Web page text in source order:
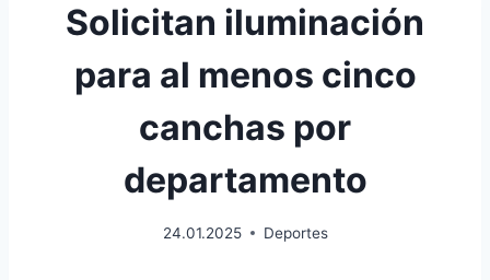
Solicitan iluminación
para al menos cinco
canchas por
departamento
24.01.2025 Deportes